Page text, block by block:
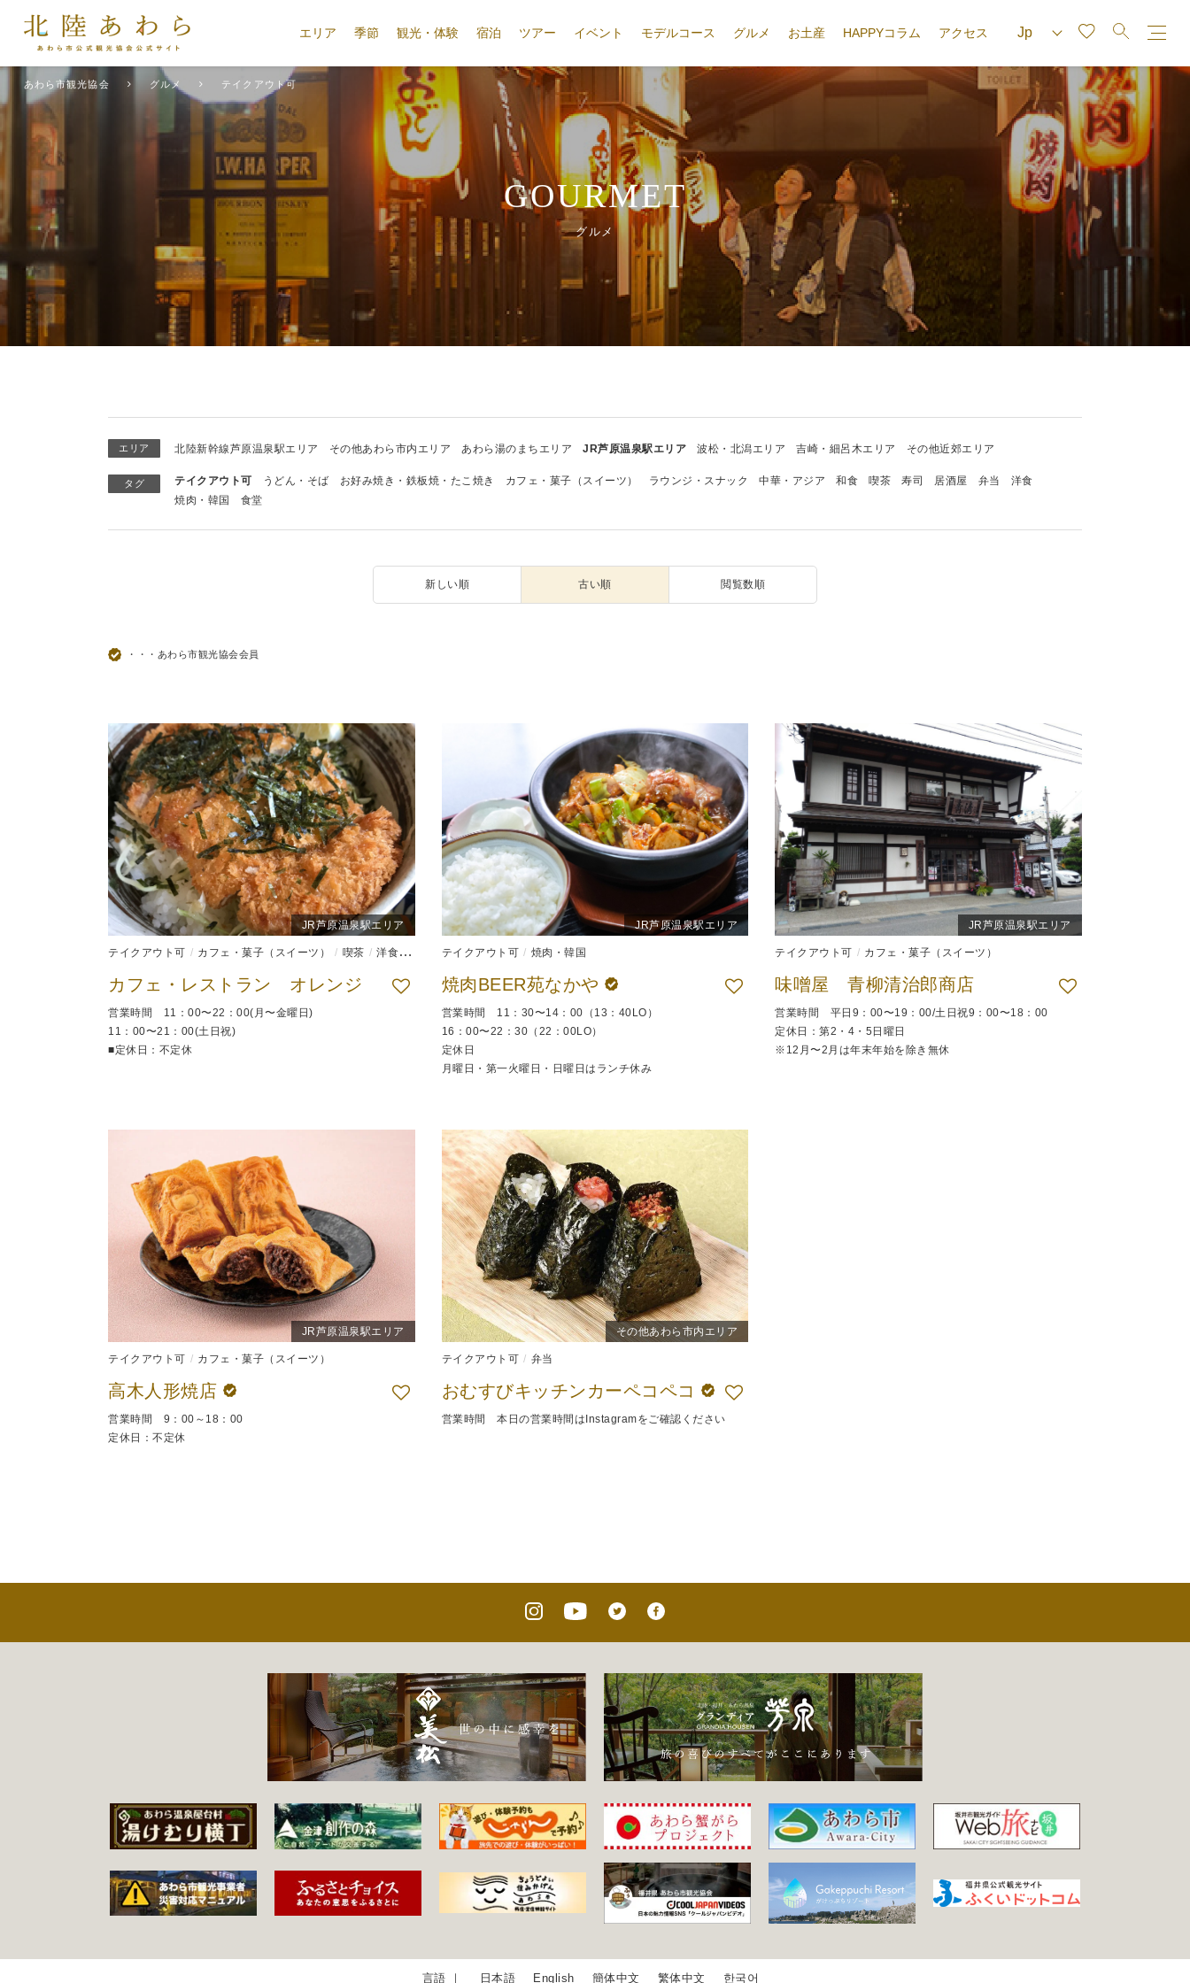
エリア 季節 観光・体験 宿泊 ツアー イベント モデルコース グルメ お土産 HAPPYコラム アクセス
あわら市観光協会 グルメ テイクアウト可
GOURMET
グルメ
エリア 北陸新幹線芦原温泉駅エリア その他あわら市内エリア あわら湯のまちエリア JR芦原温泉駅エリア 波松・北潟エリア 吉崎・細呂木エリア その他近郊エリア
タグ テイクアウト可 うどん・そば お好み焼き・鉄板焼・たこ焼き カフェ・菓子（スイーツ） ラウンジ・スナック 中華・アジア 和食 喫茶 寿司 居酒屋 弁当
洋食
焼肉・韓国
食堂
新しい順 古い順 閲覧数順
・・・あわら市観光協会会員
JR芦原温泉駅エリア
テイクアウト可 カフェ・菓子（スイーツ） 喫茶 洋食 食堂
カフェ・レストラン オレンジ
営業時間 11：00〜22：00(月〜金曜日)
11：00〜21：00(土日祝)
■定休日：不定休
JR芦原温泉駅エリア
テイクアウト可 焼肉・韓国
焼肉BEER苑なかや
営業時間 11：30〜14：00（13：40LO）
16：00〜22：30（22：00LO）
定休日
月曜日・第一火曜日・日曜日はランチ休み
JR芦原温泉駅エリア
テイクアウト可 カフェ・菓子（スイーツ）
味噌屋 青柳清治郎商店
営業時間 平日9：00〜19：00/土日祝9：00〜18：00
定休日：第2・4・5日曜日
※12月〜2月は年末年始を除き無休
JR芦原温泉駅エリア
テイクアウト可 カフェ・菓子（スイーツ）
高木人形焼店
営業時間 9：00～18：00
定休日：不定休
その他あわら市内エリア
テイクアウト可 弁当
おむすびキッチンカーペコペコ
営業時間 本日の営業時間はInstagramをご確認ください
日本語 English 簡体中文 繁体中文 한국어